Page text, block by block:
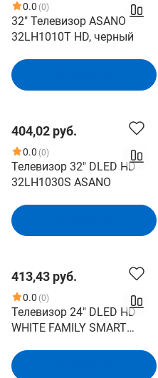
0.0 (0)
32" Телевизор ASANO
32LH1010T HD, черный
404,02 руб.
0.0 (0)
Телевизор 32" DLED HD
32LH1030S ASANO
413,43 руб.
0.0 (0)
Телевизор 24" DLED HD
WHITE FAMILY SMART